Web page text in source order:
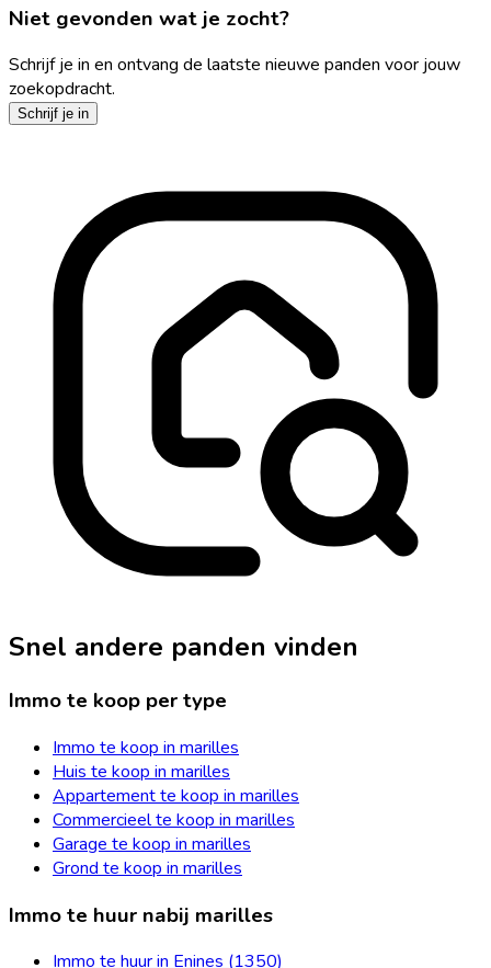
Niet gevonden wat je zocht?
Schrijf je in en ontvang de laatste nieuwe panden voor jouw
zoekopdracht.
Schrijf je in
Snel andere panden vinden
Immo te koop per type
Immo te koop in marilles
Huis te koop in marilles
Appartement te koop in marilles
Commercieel te koop in marilles
Garage te koop in marilles
Grond te koop in marilles
Immo te huur nabij marilles
Immo te huur in Enines (1350)